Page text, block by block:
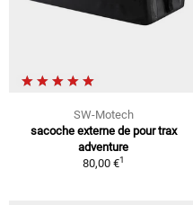
SW-Motech
sacoche externe de pour trax
adventure
80,00 €1